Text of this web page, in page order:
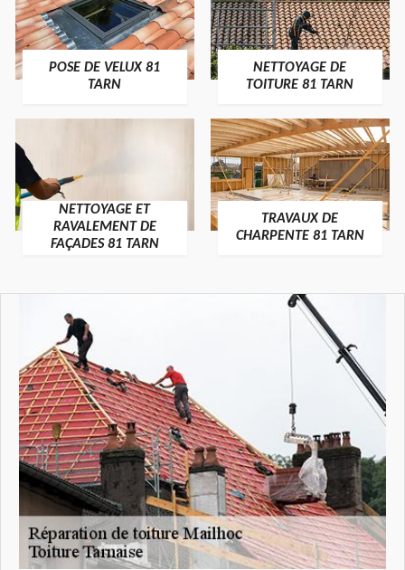
POSE DE VELUX 81
TARN
NETTOYAGE DE
TOITURE 81 TARN
NETTOYAGE ET
RAVALEMENT DE
FAÇADES 81 TARN
TRAVAUX DE
CHARPENTE 81 TARN